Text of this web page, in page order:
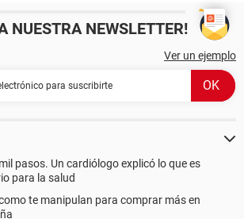
NUESTRA NEWSLETTER!
Ver un ejemplo
pasos. Un cardiólogo explicó lo que es
para la salud
te manipulan para comprar más en